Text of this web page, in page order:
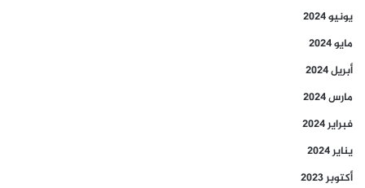
يونيو 2024
مايو 2024
أبريل 2024
مارس 2024
فبراير 2024
يناير 2024
أكتوبر 2023